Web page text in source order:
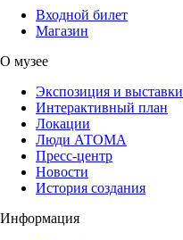
Входной билет
Магазин
О музее
Экспозиция и выставки
Интерактивный план
Локации
Люди АТОМА
Пресс-центр
Новости
История создания
Информация